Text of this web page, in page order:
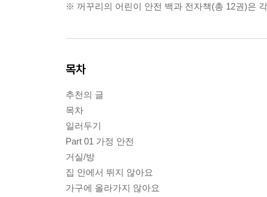
※ 꺼꾸리의 어린이 안전 백과 전자책(총 12권)은
목차
추천의 글
목차
일러두기
Part 01 가정 안전
거실/방
집 안에서 뛰지 않아요
가구에 올라가지 않아요